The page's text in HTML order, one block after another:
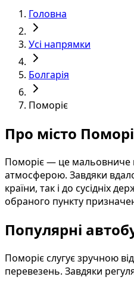
Головна
Усі напрямки
Болгарія
Поморіє
Про місто
Поморіє — це мальовниче
атмосферою. Завдяки
країни, так і до сусідніх
обраного пункту
Популярні
Поморіє слугує зручною
перевезень. Завдяки